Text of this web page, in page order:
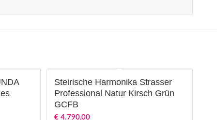
Steirische Harmonika Strasser
Professional Natur Kirsch Grün
GCFB
€ 4.790,00